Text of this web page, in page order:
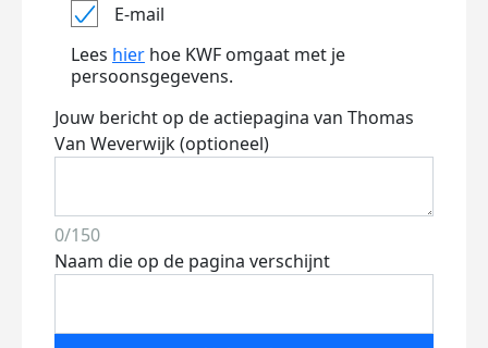
E-mail
Lees hier hoe KWF omgaat met je
persoonsgegevens.
Jouw bericht op de actiepagina van Thomas
Van Weverwijk (optioneel)
0/150
Naam die op de pagina verschijnt